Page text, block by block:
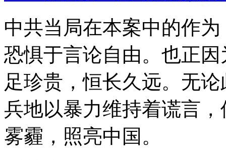
中共当局在本案中的作
恐惧于言论自由。也正
足珍贵，恒长久远。无
兵地以暴力维持着谎言
雾霾，照亮中国。